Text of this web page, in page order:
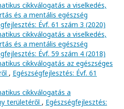
cikkválogatás a viselkedés,
és a mentális egészség
Évf. 61 szám 3 (2020)
cikkválogatás a viselkedés,
és a mentális egészség
Évf. 59 szám 4 (2018)
cikkválogatás az egészséges
, Egészségfejlesztés: Évf. 61
cikkválogatás a
területéről , Egészségfejlesztés: